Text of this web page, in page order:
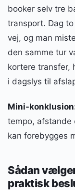
booker selv tre
transport. Dag
vej, og man
den samme tur
kortere transfer,
i dagslys til
Mini-
tempo, afstande
kan forebygges
Sådan
praktisk